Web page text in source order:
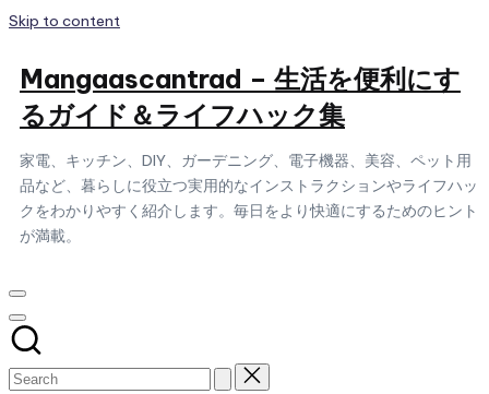
Skip to content
Mangaascantrad – 生活を便利にす
るガイド＆ライフハック集
家電、キッチン、DIY、ガーデニング、電子機器、美容、ペット用
品など、暮らしに役立つ実用的なインストラクションやライフハッ
クをわかりやすく紹介します。毎日をより快適にするためのヒント
が満載。